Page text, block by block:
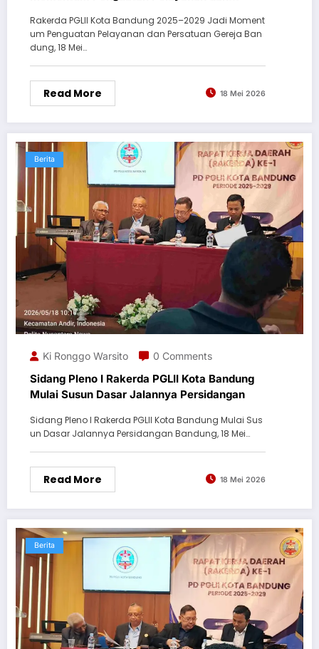
Rakerda PGLII Kota Bandung 2025–2029 Jadi Moment
um Penguatan Pelayanan dan Persatuan Gereja Ban
dung, 18 Mei…
Read More 18 Mei 2026
Berita
Ki Ronggo Warsito 0 Comments
Sidang Pleno I Rakerda PGLII Kota Bandung
Mulai Susun Dasar Jalannya Persidangan
Sidang Pleno I Rakerda PGLII Kota Bandung Mulai Sus
un Dasar Jalannya Persidangan Bandung, 18 Mei…
Read More 18 Mei 2026
Berita